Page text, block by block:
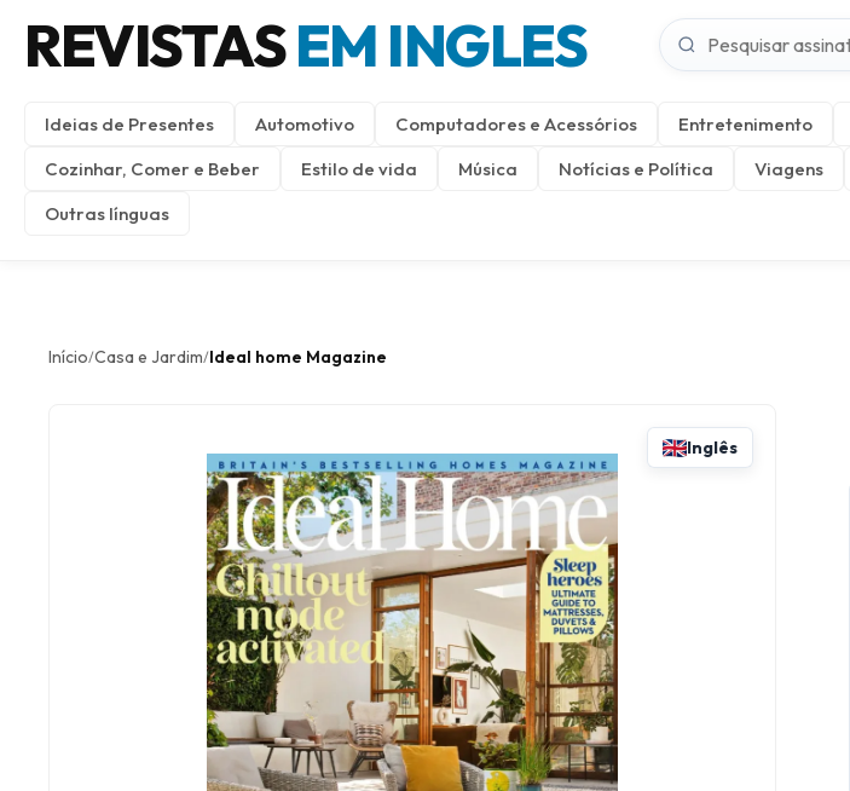
REVISTASEM INGLES
Ideias de Presentes Automotivo Computadores e Acessórios Entretenimento
Cozinhar, Comer e Beber
Estilo de vida Música Notícias e Política Viagens
Outras línguas
Início/Casa e Jardim/Ideal home Magazine
Inglês